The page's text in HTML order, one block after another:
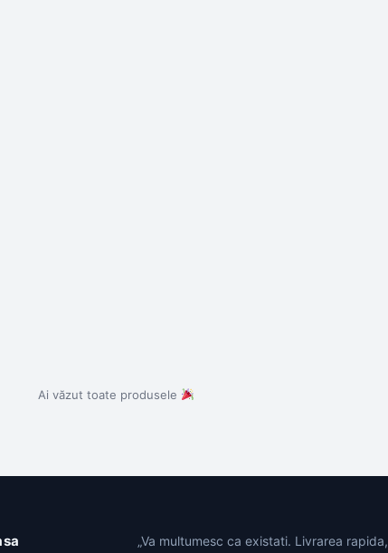
Ai văzut toate produsele
„Va multumesc ca existati. Livrarea rapida,